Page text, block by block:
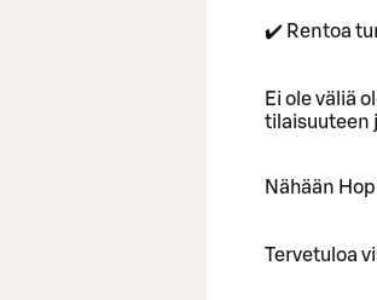
✔️ Rentoa
Ei ole väliä
tilaisuuteen
Nähään
Tervetuloa